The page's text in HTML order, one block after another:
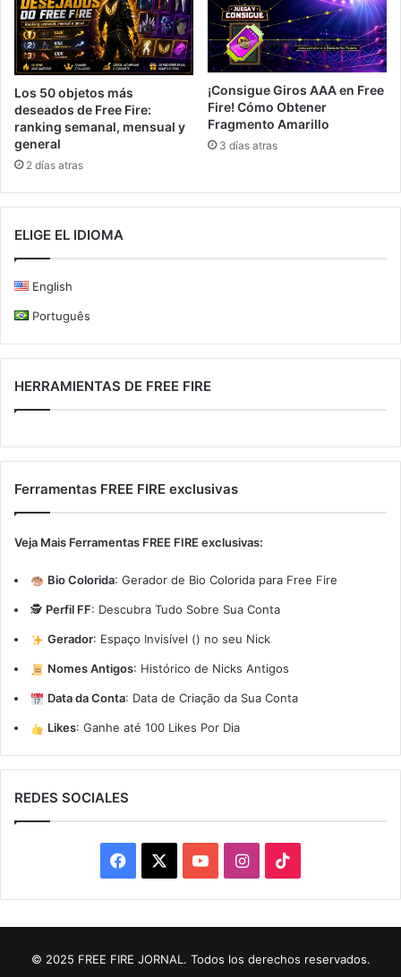
Los 50 objetos más
deseados de Free Fire:
ranking semanal, mensual y
general
2 días atras
¡Consigue Giros AAA en Free
Fire! Cómo Obtener
Fragmento Amarillo
3 días atras
ELIGE EL IDIOMA
English
Português
HERRAMIENTAS DE FREE FIRE
Ferramentas FREE FIRE exclusivas
Veja Mais Ferramentas FREE FIRE exclusivas:
Bio Colorida: Gerador de Bio Colorida para Free Fire
🕵️ Perfil FF: Descubra Tudo Sobre Sua Conta
Gerador: Espaço Invisível (ㅤ) no seu Nick
Nomes Antigos: Histórico de Nicks Antigos
Data da Conta: Data de Criação da Sua Conta
Likes: Ganhe até 100 Likes Por Dia
REDES SOCIALES
Facebook YouTubeInstagram
© 2025 FREE FIRE JORNAL. Todos los derechos reservados.